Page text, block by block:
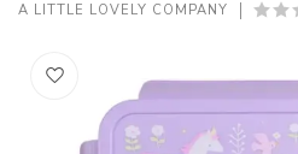
A LITTLE LOVELY COMPANY